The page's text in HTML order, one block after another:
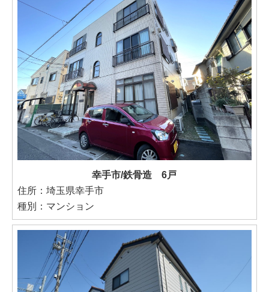
幸手市/鉄骨造 6戸
住所：埼玉県幸手市
種別：マンション